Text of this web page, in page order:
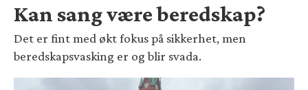
Kan sang være beredskap?
Det er fint med økt fokus på sikkerhet, men
beredskapsvasking er og blir svada.